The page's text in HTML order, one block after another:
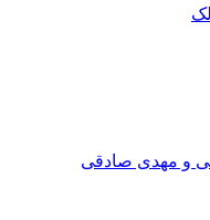
و مهدی صادقی